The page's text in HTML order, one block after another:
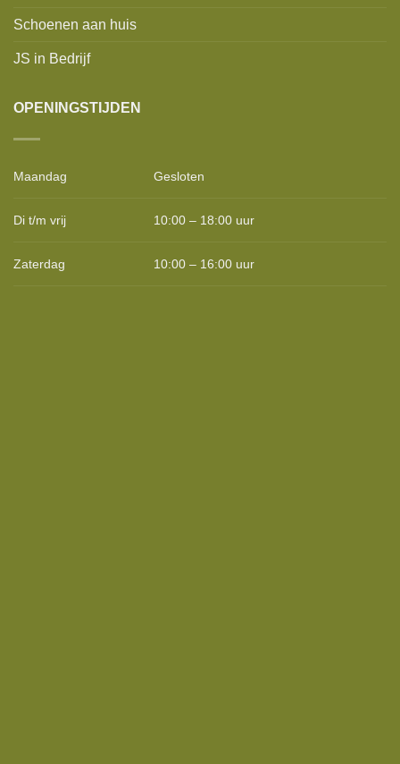
Schoenen aan huis
JS in Bedrijf
OPENINGSTIJDEN
Maandag Gesloten
Di t/m vrij 10:00 – 18:00 uur
Zaterdag 10:00 – 16:00 uur